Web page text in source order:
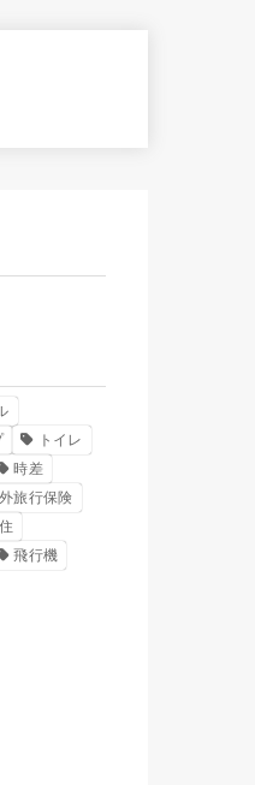
トイレ
時差
旅行保険
飛行機